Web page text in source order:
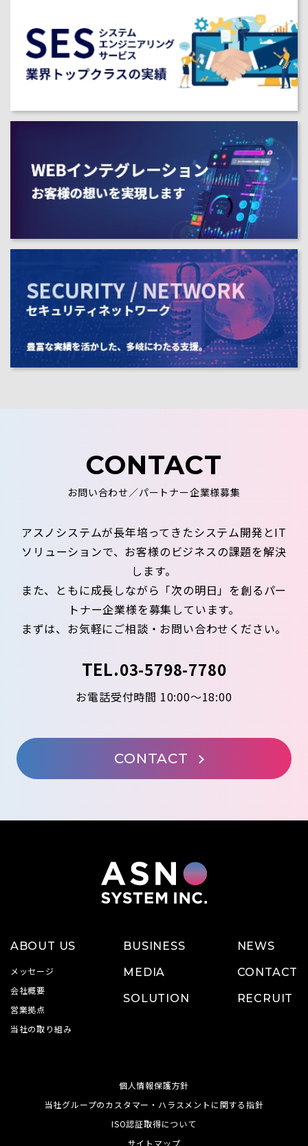
CONTACT
お問い合わせ／パートナー企業様募集
アスノシステムが長年培ってきたシステム開発とIT
ソリューションで、お客様のビジネスの課題を解決
します。
また、ともに成長しながら「次の明日」を創るパー
トナー企業様を募集しています。
まずは、お気軽にご相談・お問い合わせください。
TEL.03-5798-7780
お電話受付時間 10:00～18:00
CONTACT
ABOUT US
メッセージ
会社概要
営業拠点
当社の取り組み
BUSINESS
MEDIA
SOLUTION
NEWS
CONTACT
RECRUIT
個人情報保護方針
当社グループのカスタマー・ハラスメントに関する指針
ISO認証取得について
サイトマップ